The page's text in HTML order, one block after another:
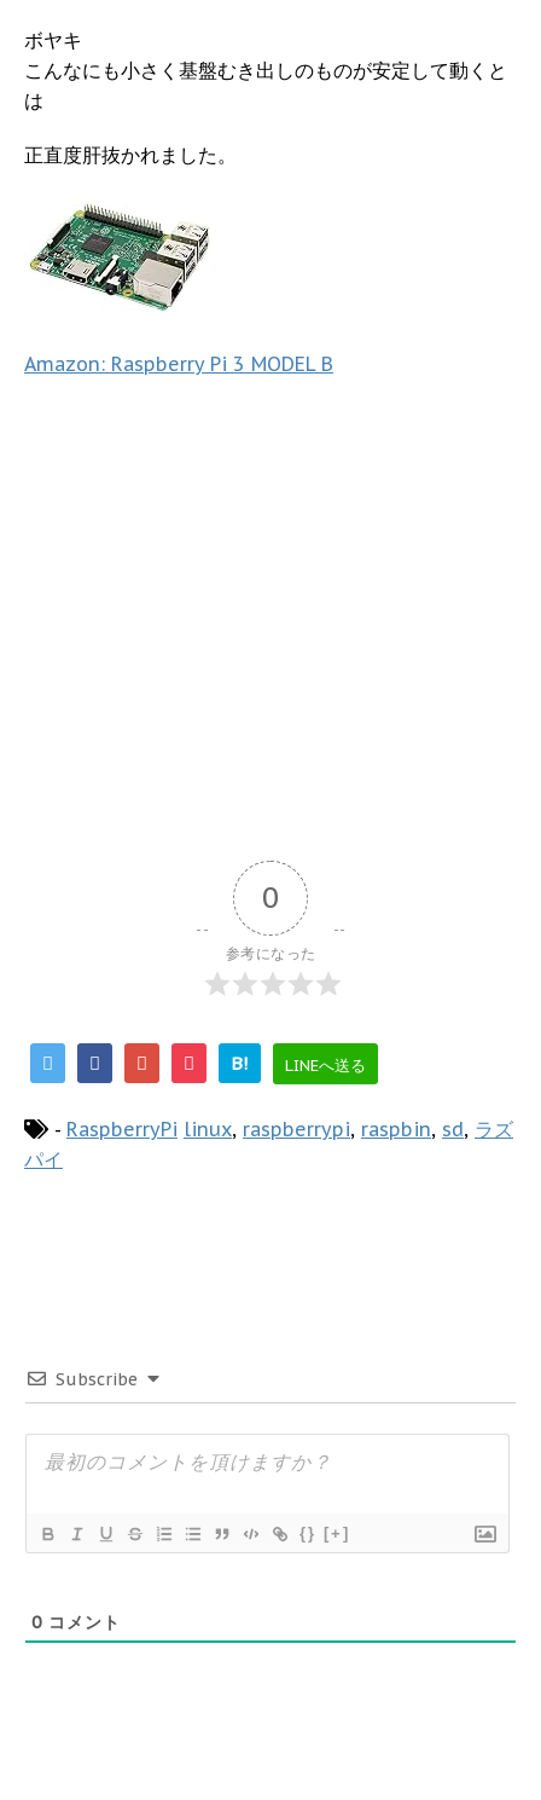
ボヤキ
こんなにも小さく基盤むき出しのものが安定して動くと
は
正直度肝抜かれました。
Amazon: Raspberry Pi 3 MODEL B
0
参考になった
B! LINEへ送る
- RaspberryPi linux, raspberrypi, raspbin, sd, ラズ
パイ
Subscribe
{} [+]
0 コメント